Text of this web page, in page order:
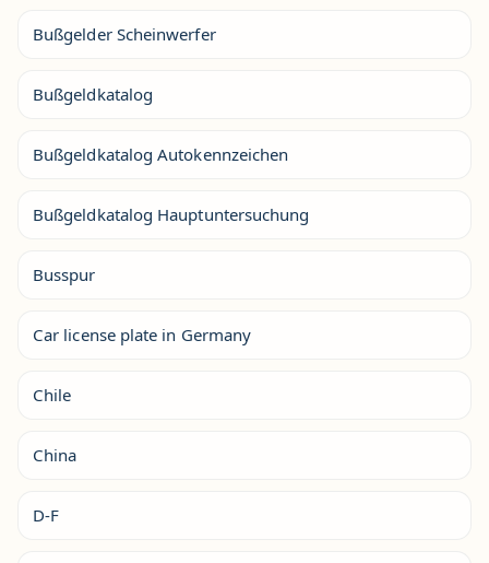
Bußgelder Scheinwerfer
Bußgeldkatalog
Bußgeldkatalog Autokennzeichen
Bußgeldkatalog Hauptuntersuchung
Busspur
Car license plate in Germany
Chile
China
D-F